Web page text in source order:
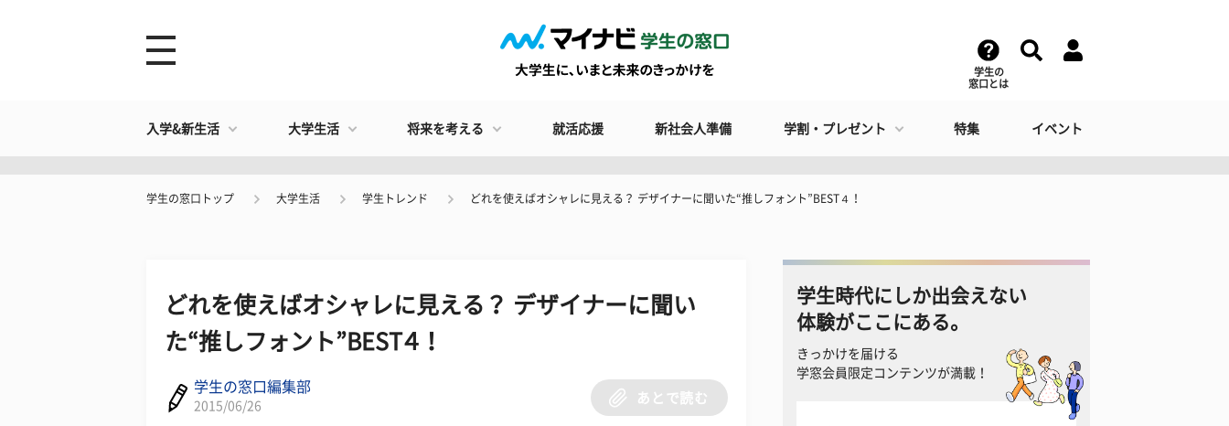
学生の
窓口とは
入学&新生活 大学生活 将来を考える 就活応援 新社会人準備 学割・プレゼント 特集 イベント
学生の窓口トップ 大学生活 学生トレンド どれを使えばオシャレに見える？ デザイナーに聞いた“推しフォント”BEST４！
どれを使えばオシャレに見える？ デザイナーに聞い
た“推しフォント”BEST４！
学生の窓口編集部
2015/06/26
あとで読む
学生時代にしか出会えない
体験がここにある。
きっかけを届ける
学窓会員限定コンテンツが満載！